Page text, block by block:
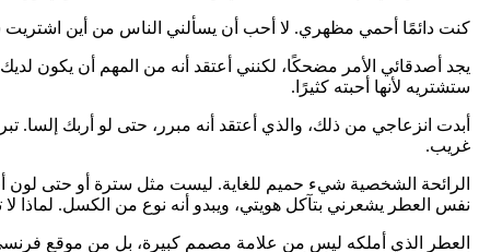
كنت دائمًا أحمي مظهري. لا أحب أن يسألني الناس من أين اشتريت
يجد أصدقائي الأمر مضحكًا، لكنني أعتقد أنه من المهم أن يكون
ستشتريه لأنها أحبته كثيرًا.
أبدت انزعاجي من ذلك، والذي أعتقد أنه مبرر، حتى لو أربك إلسا.
غريب.
الرائحة الشخصية شيء حميم للغاية. ليست مثل سترة أو حتى لون
نفس العطر يشعرني بتآكل هويتي، ويبدو أنه نوع من الكسل. لماذا
العطر الذي أملكه ليس من علامة مصمم كبيرة، بل من موقع